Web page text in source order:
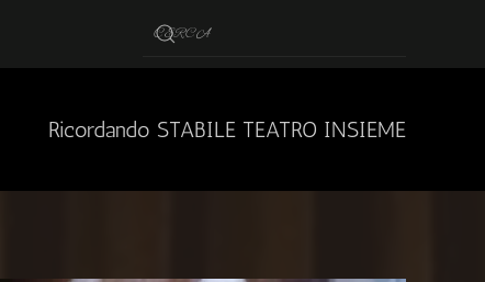
Ricordando STABILE TEATRO INSIEME